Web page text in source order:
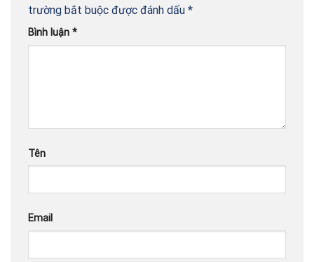
trường bắt buộc được đánh dấu *
Bình luận *
Tên
Email